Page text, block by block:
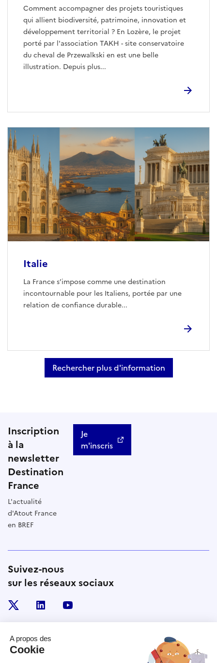
Comment accompagner des projets touristiques
qui allient biodiversité, patrimoine, innovation et
développement territorial ? En Lozère, le projet
porté par l'association TAKH - site conservatoire
du cheval de Przewalkski en est une belle
illustration. Depuis plus...
Italie
La France s’impose comme une destination
incontournable pour les Italiens, portée par une
relation de confiance durable...
Rechercher plus d'information
Inscription
à la
newsletter
Destination
France
L'actualité
d'Atout France
en BREF
Je
m'inscris
Suivez-nous
sur les réseaux sociaux
linkedin